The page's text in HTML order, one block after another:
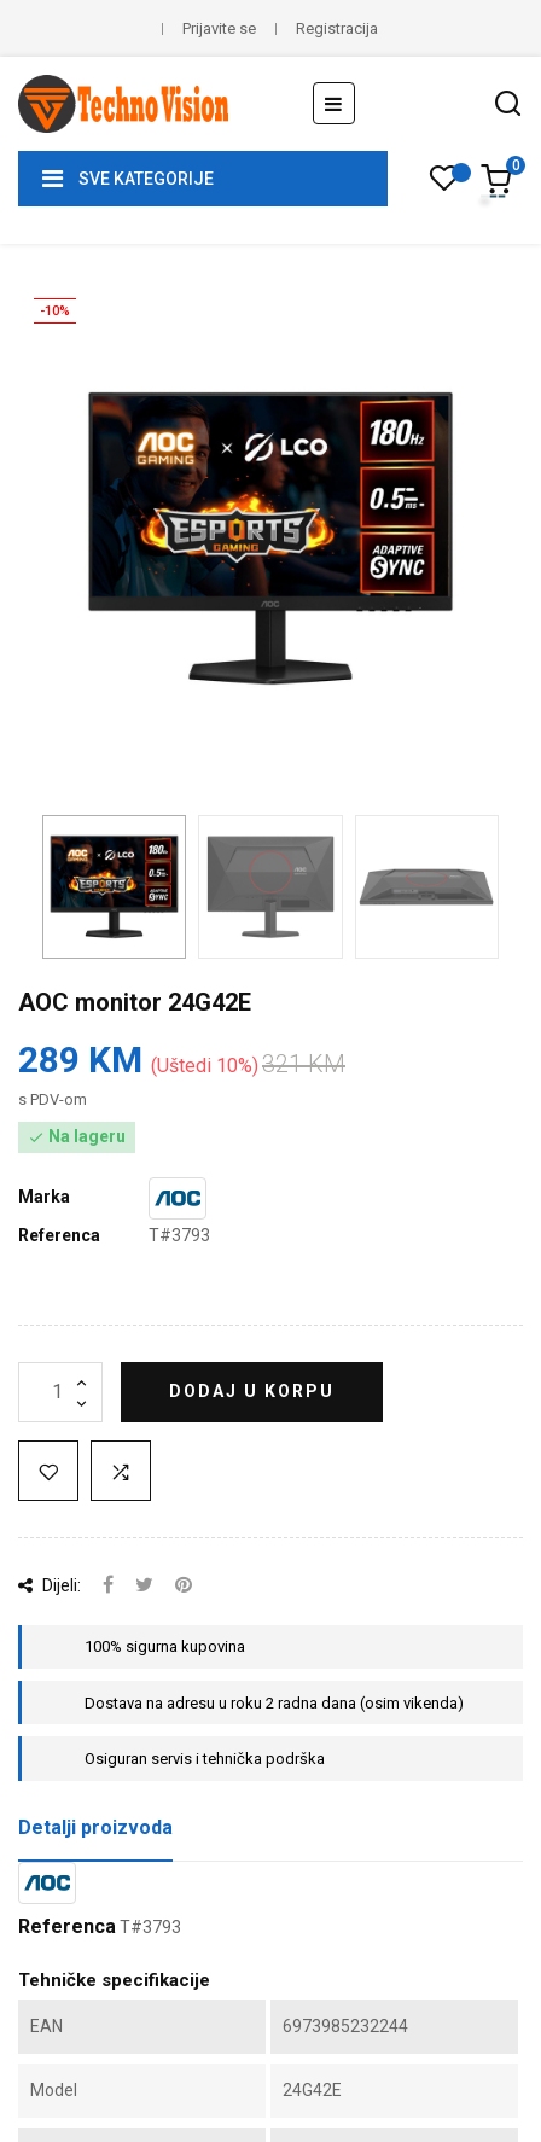
Prijavite se Registracija
Toggle
navigation
☰
SVE KATEGORIJE
0
-10%
AOC monitor 24G42E
289 KM Uštedi 10% 321 KM
s PDV-om
 Na lageru
Marka
Referenca
T#3793
DODAJ U KORPU
Dijeli:
100% sigurna kupovina
Dostava na adresu u roku 2 radna dana (osim vikenda)
Osiguran servis i tehnička podrška
Detalji proizvoda
Referenca T#3793
Tehničke specifikacije
EAN 6973985232244
Model 24G42E